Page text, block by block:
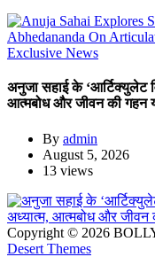
Exclusive News
अनुजा सहाई के ‘आर्टिक्युलेट
आत्मबोध और जीवन की गहन
By admin
August 5, 2026
13 views
Copyright © 2026
Desert Themes